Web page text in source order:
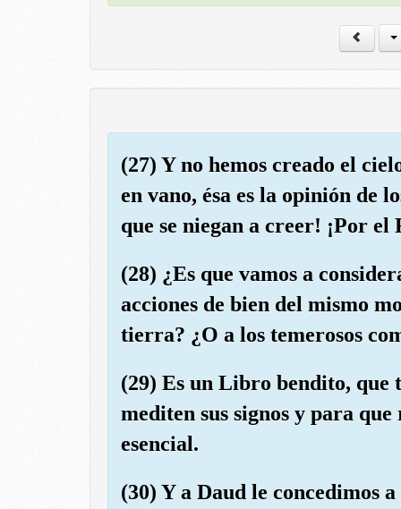
(27) Y no hemos creado el
en vano, ésa es la opinión de
que se niegan a creer! ¡Por el
(28) ¿Es que vamos a
acciones de bien del mismo
tierra? ¿O a los temerosos
(29) Es un Libro bendito, que
mediten sus signos y para
esencial.
(30) Y a Daud le concedimos